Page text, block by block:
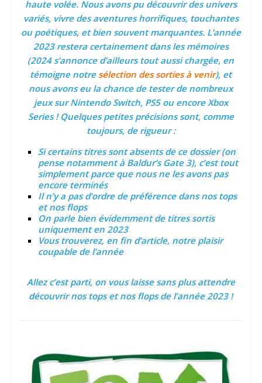
haute volée. Nous avons pu découvrir des univers
variés, vivre des aventures horrifiques, touchantes
ou poétiques, et bien souvent marquantes. L’année
2023 restera certainement dans les mémoires
(2024 s’annonce d’ailleurs tout aussi chargée, en
témoigne notre sélection des sorties à venir), et
nous avons eu la chance de tester de nombreux
jeux sur Nintendo Switch, PS5 ou encore Xbox
Series ! Quelques petites précisions sont, comme
toujours, de rigueur :
Si certains titres sont absents de ce dossier (on
pense notamment à Baldur’s Gate 3), c’est tout
simplement parce que nous ne les avons pas
encore terminés
Il n’y a pas d’ordre de préférence dans nos tops
et nos flops
On parle bien évidemment de titres sortis
uniquement en 2023
Vous trouverez, en fin d’article, notre plaisir
coupable de l’année
Allez c’est parti, on vous laisse sans plus attendre
découvrir nos tops et nos flops de l’année 2023 !